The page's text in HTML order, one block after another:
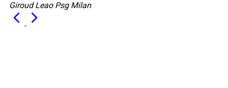
Giroud Leao Psg Milan